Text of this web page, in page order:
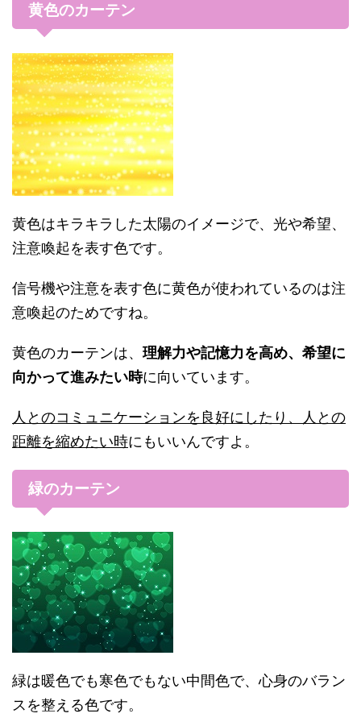
黄色のカーテン
黄色はキラキラした太陽のイメージで、光や希望、
注意喚起を表す色です。
信号機や注意を表す色に黄色が使われているのは注
意喚起のためですね。
黄色のカーテンは、 理解力や記憶力を高め、希望に
向かって進みたい時に向いています。
人とのコミュニケーションを良好にしたり、人との
距離を縮めたい時にもいいんですよ。
緑のカーテン
緑は暖色でも寒色でもない中間色で、心身のバラン
スを整える色です。